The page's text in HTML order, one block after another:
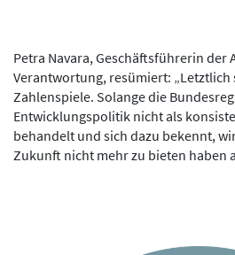
Petra Navara, Geschäftsführerin der
Verantwortung, resümiert: „Letztlich
Zahlenspiele. Solange die
Entwicklungspolitik nicht als
behandelt und sich dazu bekennt,
Zukunft nicht mehr zu bieten haben